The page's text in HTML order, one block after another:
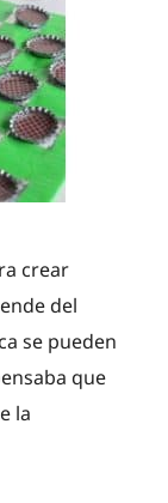
crear
del
se pueden
que
la